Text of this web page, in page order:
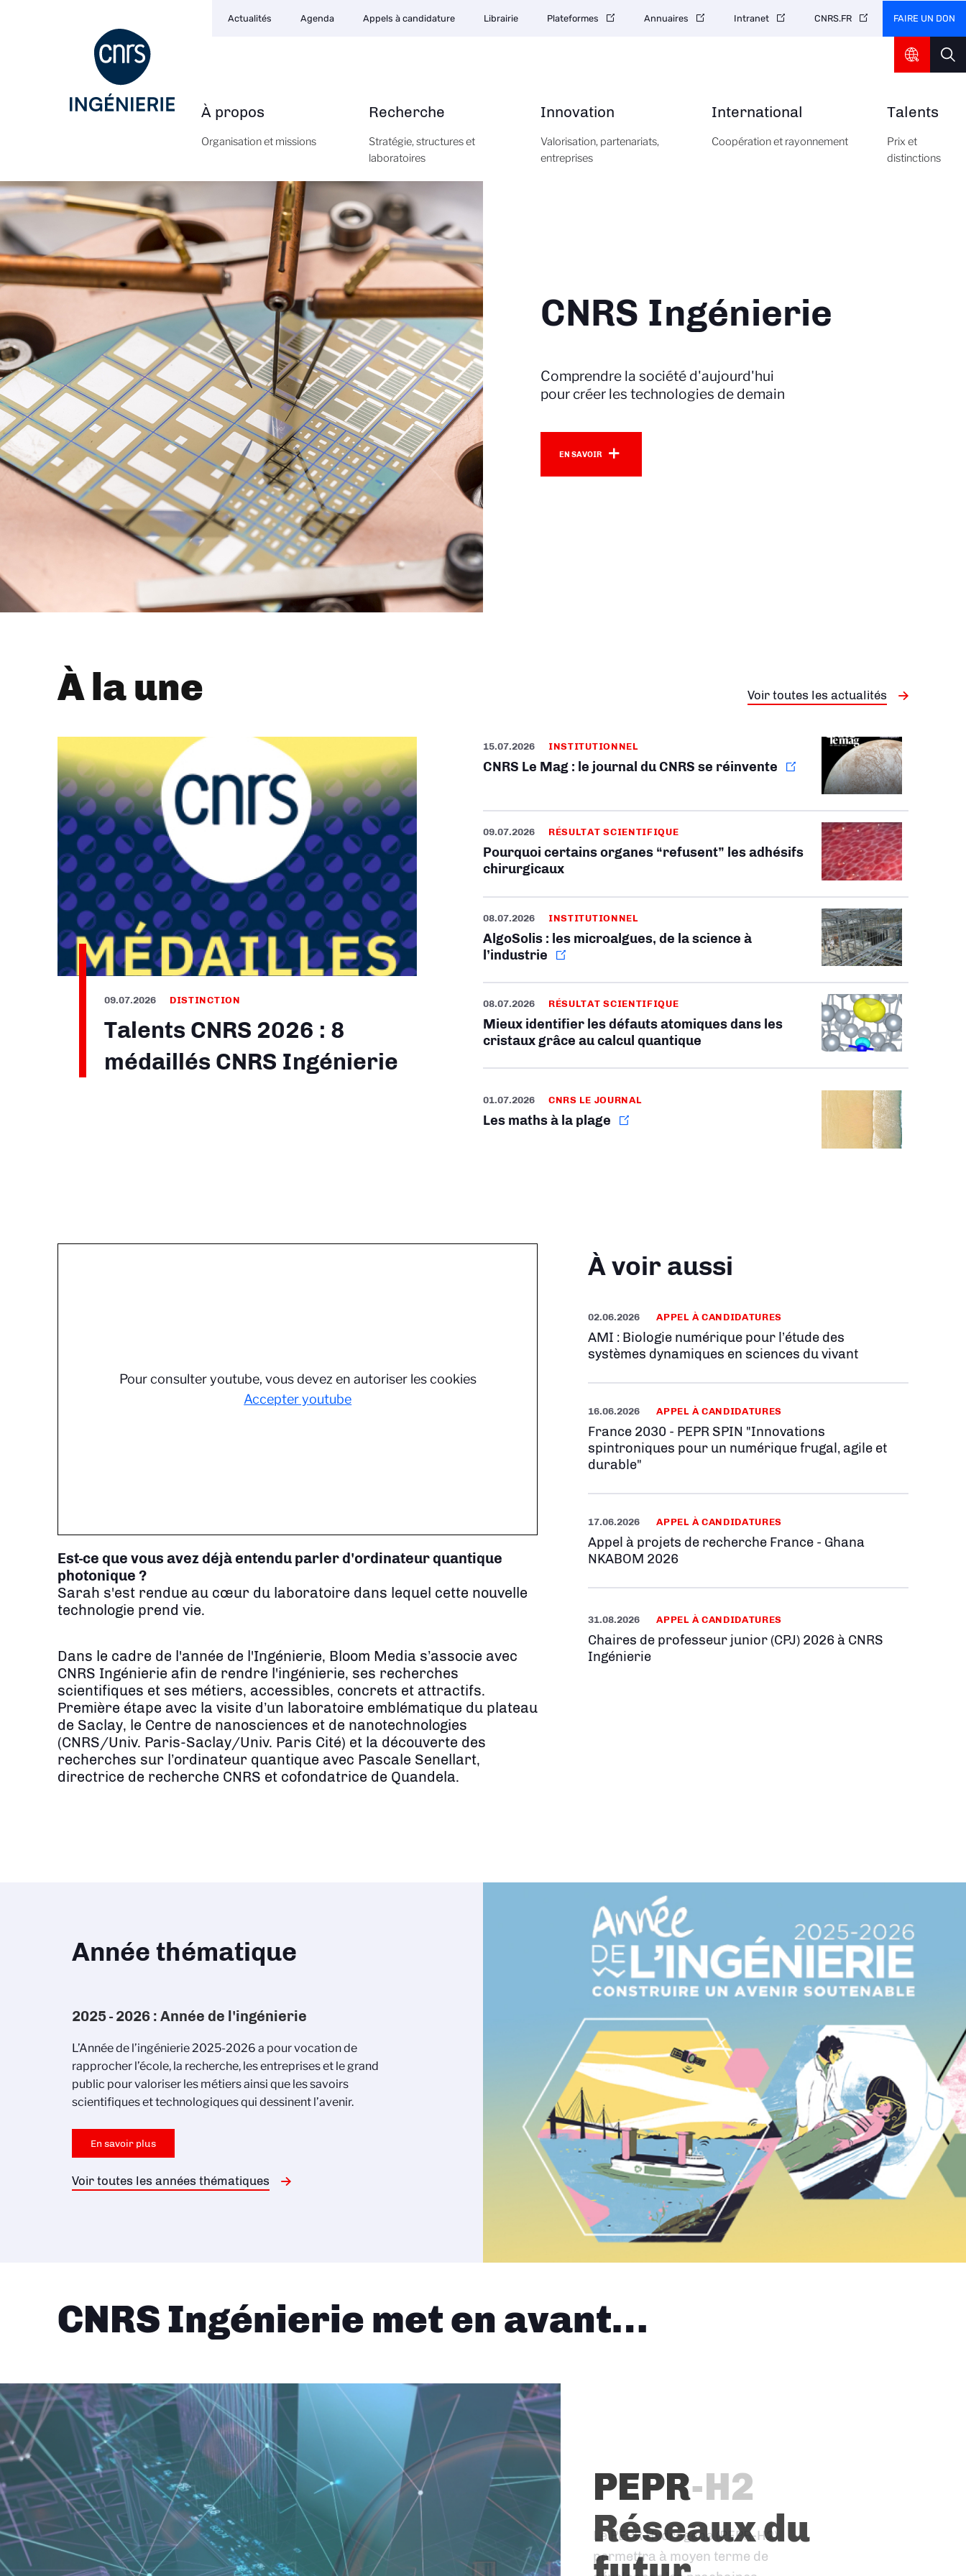
Navigation
principale
À propos
Organisation et missions
Recherche
Stratégie, structures et
laboratoires
Innovation
Valorisation, partenariats,
entreprises
International
Coopération et rayonnement
Talents
Prix et
distinctions
secondaire
Actualités Agenda Appels à candidature Librairie Plateformes Annuaires Intranet CNRS.FR FAIRE UN DON
CNRS Ingénierie
Comprendre la société d'aujourd'hui
pour créer les technologies de demain
En savoir plus
EN SAVOIR
À la une Voir toutes les actualités
09.07.2026 DISTINCTION
Talents CNRS 2026 : 8
médaillés CNRS Ingénierie
15.07.2026 INSTITUTIONNEL
CNRS Le Mag : le journal du CNRS se réinvente
09.07.2026 RÉSULTAT SCIENTIFIQUE
Pourquoi certains organes “refusent” les adhésifs
chirurgicaux
08.07.2026 INSTITUTIONNEL
AlgoSolis : les microalgues, de la science à
l’industrie
08.07.2026 RÉSULTAT SCIENTIFIQUE
Mieux identifier les défauts atomiques dans les
cristaux grâce au calcul quantique
01.07.2026 CNRS LE JOURNAL
Les maths à la plage
Pour consulter youtube, vous devez en autoriser les cookies
Accepter youtube
Est-ce que vous avez déjà entendu parler d'ordinateur quantique
photonique ?
Sarah s'est rendue au cœur du laboratoire dans lequel cette nouvelle
technologie prend vie.
Dans le cadre de l'année de l'Ingénierie, Bloom Media s’associe avec
CNRS Ingénierie afin de rendre l'ingénierie, ses recherches
scientifiques et ses métiers, accessibles, concrets et attractifs.
Première étape avec la visite d’un laboratoire emblématique du plateau
de Saclay, le Centre de nanosciences et de nanotechnologies
(CNRS/Univ. Paris-Saclay/Univ. Paris Cité) et la découverte des
recherches sur l’ordinateur quantique avec Pascale Senellart,
directrice de recherche CNRS et cofondatrice de Quandela.
À voir aussi
02.06.2026 APPEL À CANDIDATURES
AMI : Biologie numérique pour l’étude des
systèmes dynamiques en sciences du vivant
16.06.2026 APPEL À CANDIDATURES
France 2030 - PEPR SPIN "Innovations
spintroniques pour un numérique frugal, agile et
durable"
17.06.2026 APPEL À CANDIDATURES
Appel à projets de recherche France - Ghana
NKABOM 2026
31.08.2026 APPEL À CANDIDATURES
Chaires de professeur junior (CPJ) 2026 à CNRS
Ingénierie
Année thématique
2025 - 2026 : Année de l'ingénierie
L’Année de l’ingénierie 2025-2026 a pour vocation de
rapprocher l’école, la recherche, les entreprises et le grand
public pour valoriser les métiers ainsi que les savoirs
scientifiques et technologiques qui dessinent l’avenir.
En savoir plus
Voir toutes les années thématiques
CNRS Ingénierie met en avant…
PEPR-H2
Le PEPR Hydrogène (PEPR-H2)
permettra à moyen terme de